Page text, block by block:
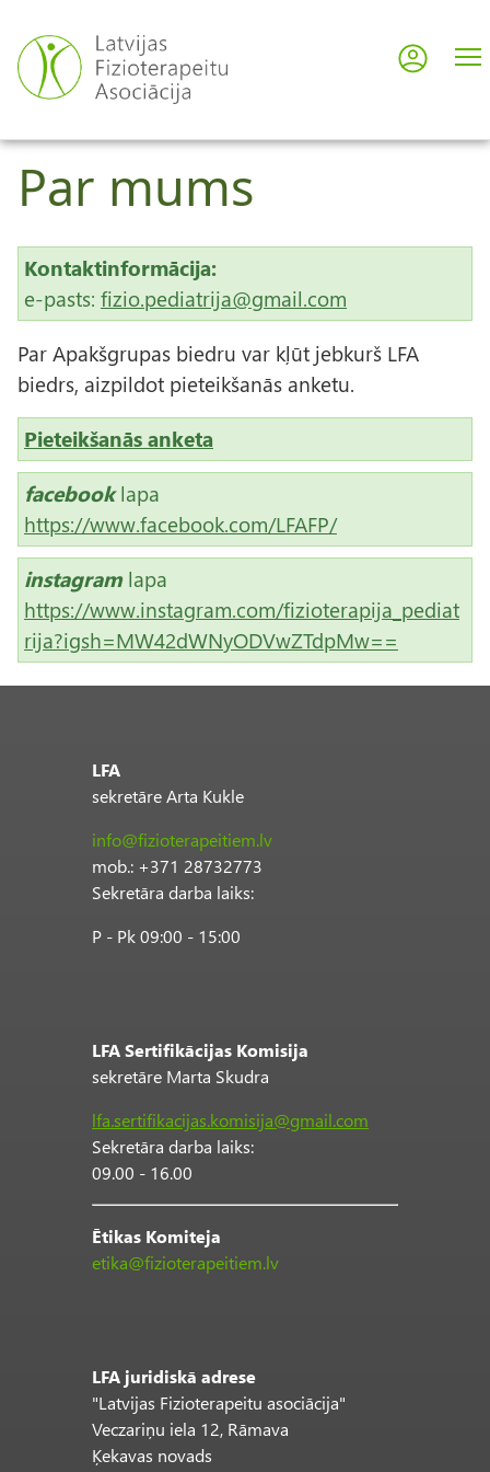
main
content
User
Log in
Par mums
Kontaktinformācija:
e-pasts: fizio.pediatrija@gmail.com
Par Apakšgrupas biedru var kļūt jebkurš LFA
biedrs, aizpildot pieteikšanās anketu.
Pieteikšanās anketa
facebook lapa
https://www.facebook.com/LFAFP/
instagramlapa
https://www.instagram.com/fizioterapija_pediat
rija?igsh=MW42dWNyODVwZTdpMw==
LFA
sekretāre Arta Kukle
info@fizioterapeitiem.lv
mob.: +371 28732773
Sekretāra darba laiks:
P - Pk 09:00 - 15:00
LFA Sertifikācijas Komisija
sekretāre Marta Skudra
lfa.sertifikacijas.komisija@gmail.com
Sekretāra darba laiks:
09.00 - 16.00
Ētikas Komiteja
etika@fizioterapeitiem.lv
LFA juridiskā adrese
"Latvijas Fizioterapeitu asociācija"
Veczariņu iela 12, Rāmava
Ķekavas novads